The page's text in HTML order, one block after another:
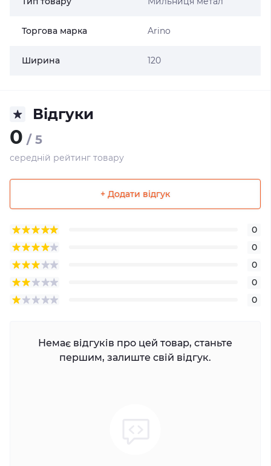
Торгова марка Arino
Ширина 120
Відгуки
0 / 5
середній рейтинг товару
+ Додати відгук
0
0
0
0
0
Немає відгуків про цей товар, станьте
першим, залиште свій відгук.